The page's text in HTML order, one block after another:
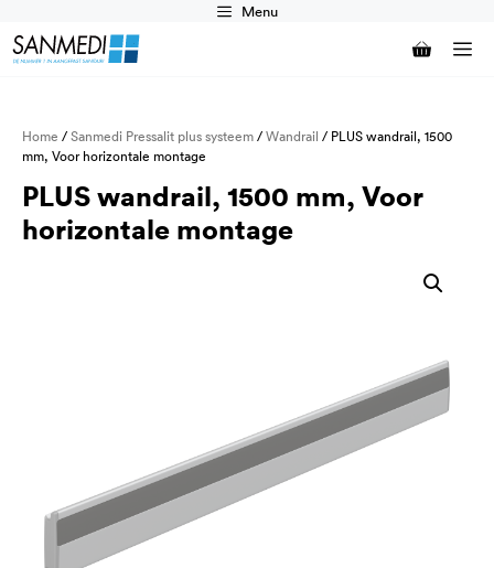
naar
de
Menu
Home /Sanmedi Pressalit plus systeem/Wandrail / PLUS wandrail, 1500
mm, Voor horizontale montage
PLUS wandrail, 1500 mm, Voor
horizontale montage